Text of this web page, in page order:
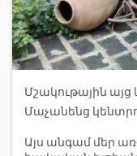
Մշակութային
Մաչանենց
Այս անգամ մեր